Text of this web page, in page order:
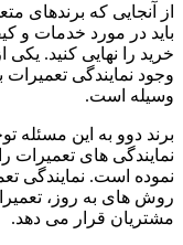
از آنجایی که برندهای
باید در مورد خدمات و
خرید را نهایی کنید. یکی
وجود نمایندگی
وسیله است.
برند دوو به این مسئله
نمایندگی های
نموده است. نمایندگی
روش های به روز،
مشتریان قرار می دهد.